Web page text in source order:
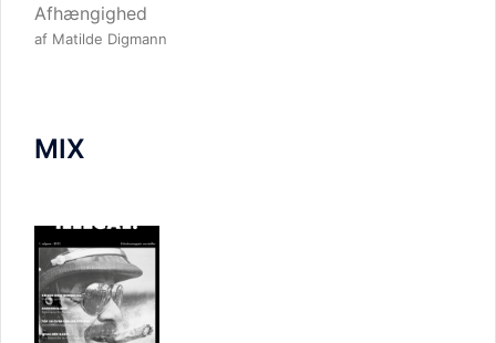
Afhængighed
af Matilde Digmann
MIX